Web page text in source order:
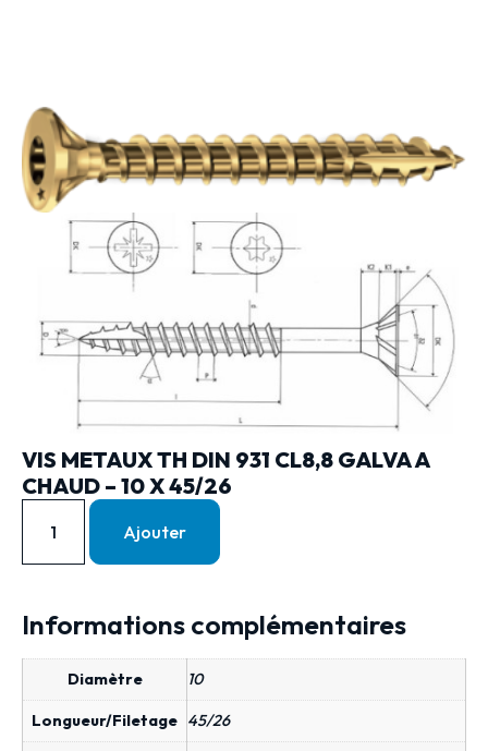
VIS METAUX TH DIN 931 CL8,8 GALVA A
CHAUD – 10 X 45/26
Ajouter
Informations complémentaires
Diamètre 10
Longueur/Filetage 45/26